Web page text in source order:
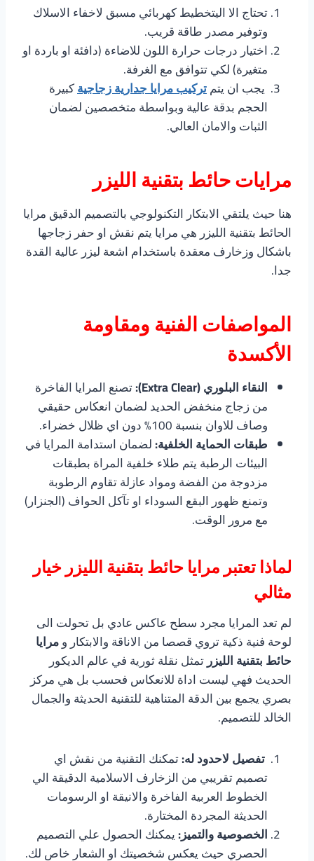
تحتاج الا اليتخطيط كهربائي مسبق لاخفاء الاسلاك
وتوفير مصدر طاقة قريب.
اختيار درجات حرارة اللون للاضاءة (دافئة او باردة او
متغيرة) لكي تتوافق مع الغرفة.
يجب ان يتمتركيب مرايا جدارية زجاجيةكبيرة
الحجم بدقة عالية وبواسطة متخصصين لضمان
الثبات والامان العالي.
مرايات حائط بتقنية الليزر
هنا حيث يلتقي الابتكار التكنولوجي بالتصميم الدقيق مرايا
الحائط بتقنية الليزر هي مرايا يتم نقش او حفر زجاجها
باشكال وزخارف معقدة باستخدام اشعة ليزر عالية القدة
جدا.
المواصفات الفنية ومقاومة
الأكسدة
النقاء البلوري (Extra Clear):
تصنع المرايا الفاخرة
من زجاج منخفض الحديد لضمان انعكاس حقيقي
وصاف للاوان بنسبة 100% دون اي ظلال خضراء.
طبقات الحماية الخلفية:لضمان استدامة المرايا في
البيئات الرطبة يتم طلاء خلفية المراة بطبقات
مزدوجة من الفضة ومواد عازلة تقاوم الرطوبة
وتمنع ظهور البقع السوداء او تآكل الحواف (الجنزار)
مع مرور الوقت.
لماذا تعتبر مرايا حائط بتقنية الليزر خيار
مثالي
لم تعد المرايا مجرد سطح عاكس عادي بل تحولت الى
لوحة فنية ذكية تروي قصصا من الاناقة والابتكار ومرايا
حائط بتقنية الليزرتمثل نقلة ثورية في عالم الديكور
الحديث فهي ليست اداة للانعكاس فحسب بل هي مركز
بصري يجمع بين الدقة المتناهية للتقنية الحديثة والجمال
الخالد للتصميم.
تفصيل لاحدود له:تمكنك التقنية من نقش اي
تصميم تقريبي من الزخارف الاسلامية الدقيقة الي
الخطوط العربية الفاخرة والانيقة او الرسومات
الحديثة المجردة المختارة.
الخصوصية والتميز:يمكنك الحصول علي التصميم
الحصري حيث يعكس شخصيتك او الشعار خاص لك.